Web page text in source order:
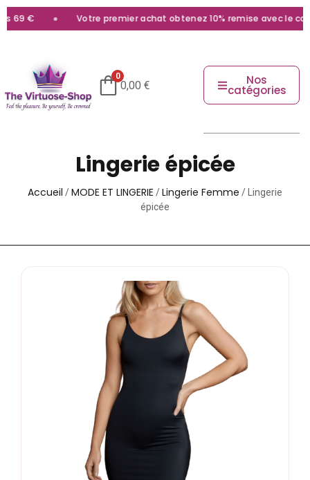
Votre premier achat obtenez 10% remise avec le code
0
0,00 € Nos
catégories
Lingerie épicée
Accueil /MODE ET LINGERIE /Lingerie Femme / Lingerie
épicée